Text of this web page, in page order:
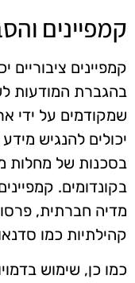
קמפיינים
קמפיינים
בהגברת המודעות
שמקודמים על ידי
יכולים להנגיש
בסכנות של מחלות
בקונדומים.
מדיה חברתית,
קהילתיות כמו
כמו כן, שימוש